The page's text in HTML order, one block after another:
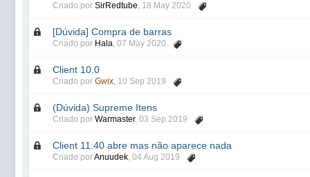
Criado por SirRedtube, 18 May 2020
[Dúvida] Compra de barras
Criado por Hala, 07 May 2020
Client 10.0
Criado por Gwix, 10 Sep 2019
(Dúvida) Supreme Itens
Criado por Warmaster, 03 Sep 2019
Client 11.40 abre mas não aparece nada
Criado porAnuudek, 04 Aug 2019